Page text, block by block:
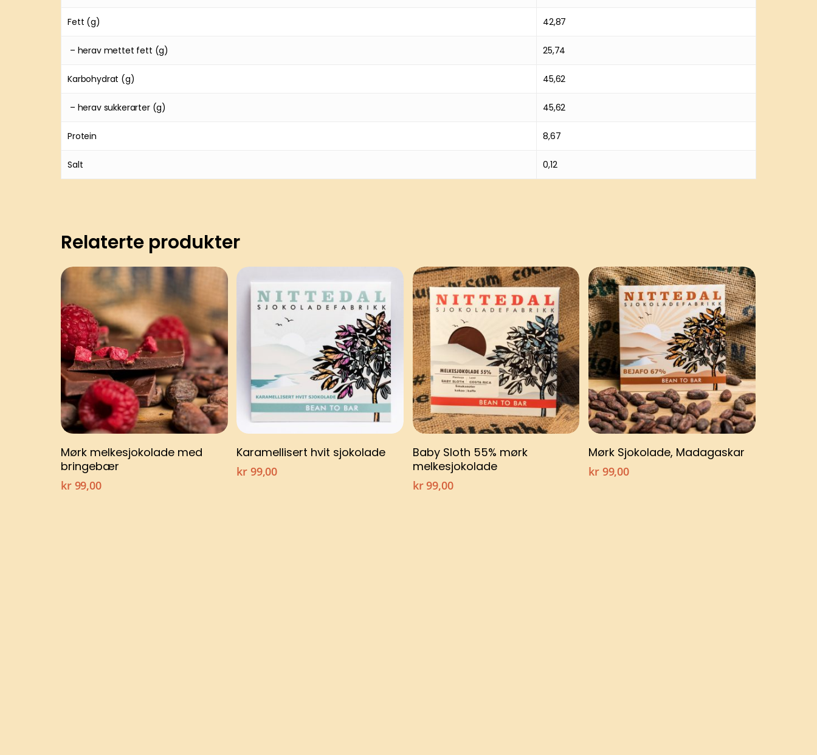
Fett (g) 42,87
– herav mettet fett (g) 25,74
Karbohydrat (g) 45,62
– herav sukkerarter (g) 45,62
Protein 8,67
Salt 0,12
Relaterte produkter
Mørk melkesjokolade med
bringebær
kr99,00
Karamellisert hvit sjokolade
kr 99,00
Baby Sloth 55% mørk
melkesjokolade
kr99,00
Mørk Sjokolade, Madagaskar
kr99,00